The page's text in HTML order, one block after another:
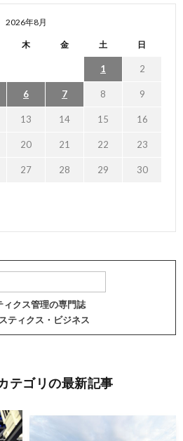
2026年8月
木 金 土 日
1 2
6 7 8 9
13 14 15 16
20 21 22 23
27 28 29 30
ィクス管理の専門誌
ティクス・ビジネス
テゴリの最新記事